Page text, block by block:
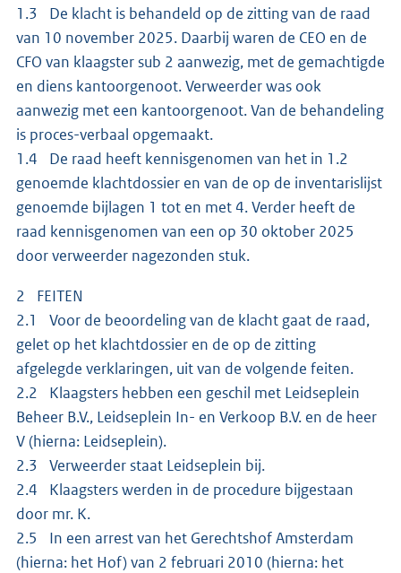
1.3 De klacht is behandeld op de zitting van de raad
van 10 november 2025. Daarbij waren de CEO en de
CFO van klaagster sub 2 aanwezig, met de gemachtigde
en diens kantoorgenoot. Verweerder was ook
aanwezig met een kantoorgenoot. Van de behandeling
is proces-verbaal opgemaakt.
1.4 De raad heeft kennisgenomen van het in 1.2
genoemde klachtdossier en van de op de inventarislijst
genoemde bijlagen 1 tot en met 4. Verder heeft de
raad kennisgenomen van een op 30 oktober 2025
door verweerder nagezonden stuk.
2 FEITEN
2.1 Voor de beoordeling van de klacht gaat de raad,
gelet op het klachtdossier en de op de zitting
afgelegde verklaringen, uit van de volgende feiten.
2.2 Klaagsters hebben een geschil met Leidseplein
Beheer B.V., Leidseplein In- en Verkoop B.V. en de heer
V (hierna: Leidseplein).
2.3 Verweerder staat Leidseplein bij.
2.4 Klaagsters werden in de procedure bijgestaan
door mr. K.
2.5 In een arrest van het Gerechtshof Amsterdam
(hierna: het Hof) van 2 februari 2010 (hierna: het